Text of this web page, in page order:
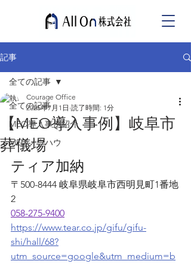
記事
全ての記事
MEO導入事例紹介
MEOノウハウ
全ての記事
【MEO導入事例】岐阜市
葬儀場
Courage Office
2025年7月1日 読了時間: 1分
ティア加納
〒500-8444 岐阜県岐阜市西明見町1番地
2
058-275-9400
https://www.tear.co.jp/gifu/gifu-
shi/hall/68?
utm_source=google&utm_medium=b